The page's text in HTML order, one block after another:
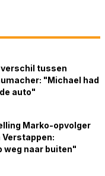
tussen
"Michael had
auto"
Marko-opvolger
Verstappen:
weg naar buiten"